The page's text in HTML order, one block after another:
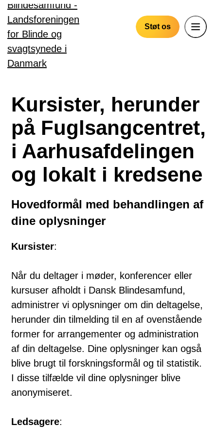
Gå til hovedindhold
Støt os
Kursister, herunder
på Fuglsangcentret,
i Aarhusafdelingen
og lokalt i kredsene
Hovedformål med behandlingen af
dine oplysninger
Kursister:
Når du deltager i møder, konferencer eller
kursuser afholdt i Dansk Blindesamfund,
administrer vi oplysninger om din deltagelse,
herunder din tilmelding til en af ovenstående
former for arrangementer og administration
af din deltagelse. Dine oplysninger kan også
blive brugt til forskningsformål og til statistik.
I disse tilfælde vil dine oplysninger blive
anonymiseret.
Ledsagere: